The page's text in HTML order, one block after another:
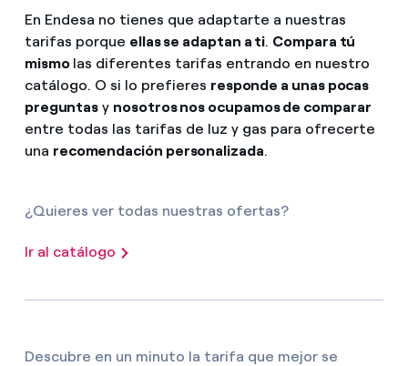
En Endesa no tienes que adaptarte a nuestras
tarifas porque ellas se adaptan a ti. Compara tú
mismolas diferentes tarifas entrando en nuestro
catálogo. O si lo prefieres responde a unas pocas
preguntas y nosotros nos ocupamos de comparar
entre todas las tarifas de luz y gas para ofrecerte
una recomendación personalizada.
¿Quieres ver todas nuestras ofertas?
Ir al catálogo
Descubre en un minuto la tarifa que mejor se